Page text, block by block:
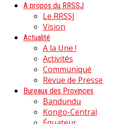
A propos du RRSSJ
Le RRSSJ
Vision
Actualité
A la Une !
Activités
Communiqué
Revue de Presse
Bureaux des Provinces
Bandundu
Kongo-Central